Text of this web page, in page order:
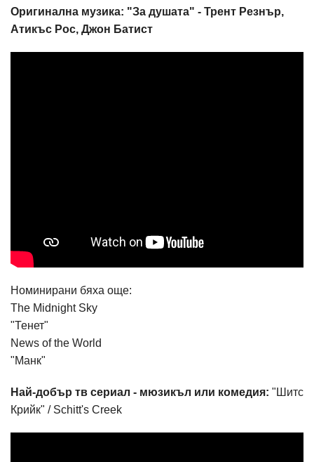
Оригинална музика: "За душата" - Трент Резнър,
Атикъс Рос, Джон Батист
Номинирани бяха още:
The Midnight Sky
"Тенет"
News of the World
"Манк"
Най-добър тв сериал - мюзикъл или комедия: "Шитс
Крийк" / Schitt's Creek